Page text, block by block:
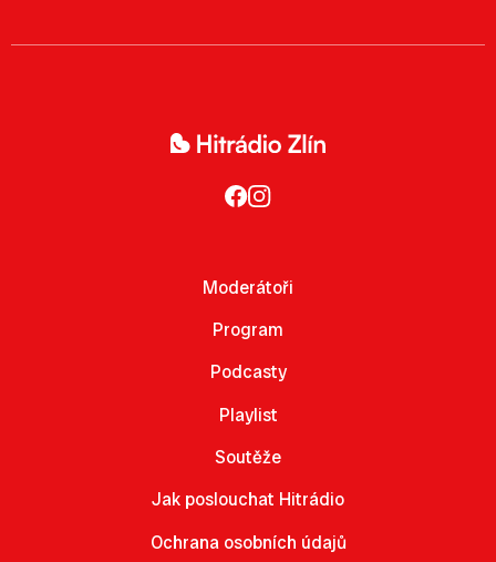
Moderátoři
Program
Podcasty
Playlist
Soutěže
Jak poslouchat Hitrádio
Ochrana osobních údajů